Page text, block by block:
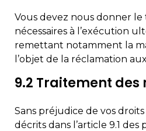
Vous devez nous donner le
nécessaires à l’exécution
remettant notamment la
l’objet de la réclamation
9.2 Traitement
Sans préjudice de vos
décrits dans l’article 9.1 des